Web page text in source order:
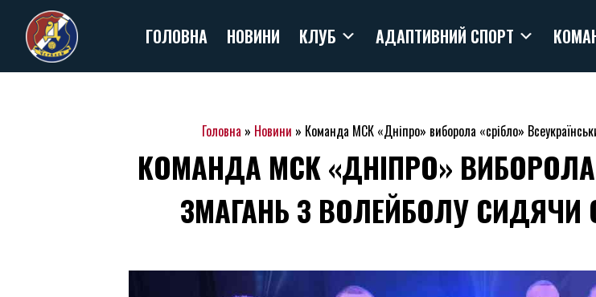
Skip
to
content
ГОЛОВНА НОВИНИ КЛУБ АДАПТИВНИЙ СПОРТ
Головна » Новини » Команда МСК «Дніпро» виборола «срібло»
КОМАНДА МСК «ДНІПРО» ВИБОРОЛА
ЗМАГАНЬ З ВОЛЕЙБОЛУ СИДЯЧИ